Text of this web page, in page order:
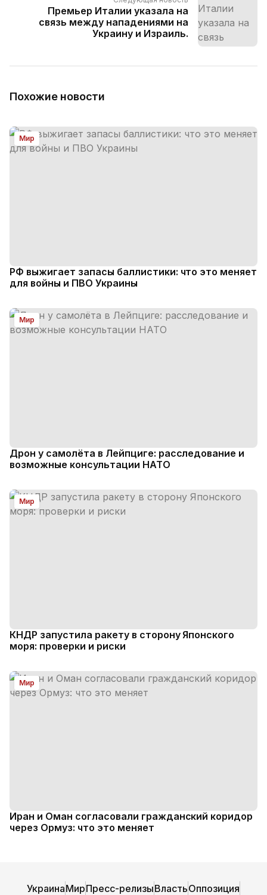
Премьер Италии указала на
связь между нападениями на
Украину и Израиль.
Похожие новости
Мир
РФ выжигает запасы баллистики: что это меняет
для войны и ПВО Украины
Мир
Дрон у самолёта в Лейпциге: расследование и
возможные консультации НАТО
Мир
КНДР запустила ракету в сторону Японского
моря: проверки и риски
Мир
Иран и Оман согласовали гражданский коридор
через Ормуз: что это меняет
УкраинаМирПресс-релизыВластьОппозиция